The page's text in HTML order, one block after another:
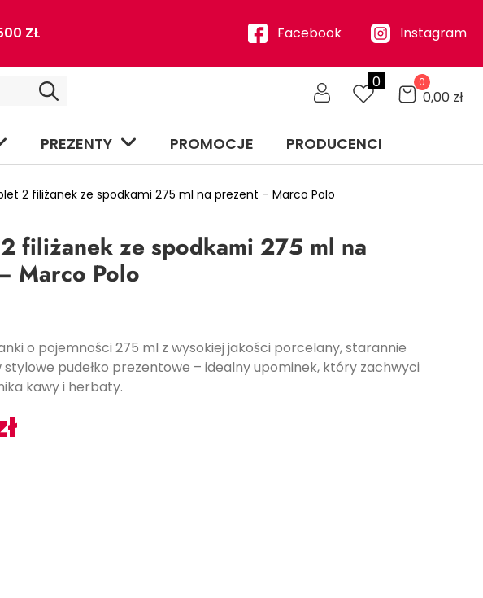
ZŁ Facebook Instagram
0 0
0,00 zł
PREZENTY PROMOCJE PRODUCENCI
2 filiżanek ze spodkami 275 ml na prezent – Marco Polo
filiżanek ze spodkami 275 ml na
Marco Polo
o pojemności 275 ml z wysokiej jakości porcelany, starannie
pudełko prezentowe – idealny upominek, który zachwyci
kawy i herbaty.